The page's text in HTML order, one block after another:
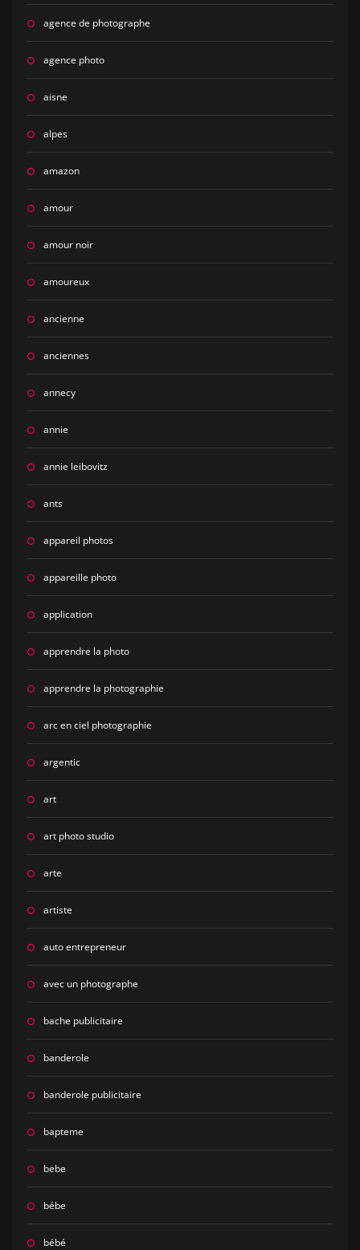
agence de photographe
agence photo
aisne
alpes
amazon
amour
amour noir
amoureux
ancienne
anciennes
annecy
annie
annie leibovitz
ants
appareil photos
appareille photo
application
apprendre la photo
apprendre la photographie
arc en ciel photographie
argentic
art
art photo studio
arte
artiste
auto entrepreneur
avec un photographe
bache publicitaire
banderole
banderole publicitaire
bapteme
bebe
bébe
bébé